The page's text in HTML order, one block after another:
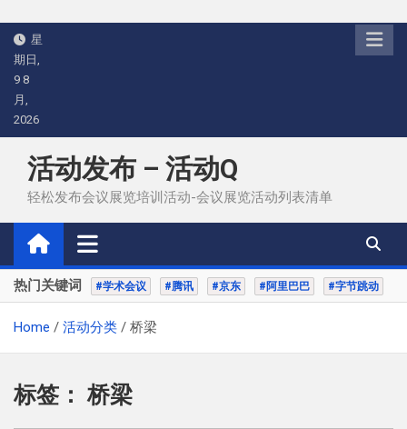
Skip
content
星
期日,
9 8
月,
2026
活动发布 – 活动Q
轻松发布会议展览培训活动-会议展览活动列表清单
热门关键词 #学术会议 #腾讯 #京东 #阿里巴巴 #字节跳动
Home 活动分类 桥梁
标签：桥梁